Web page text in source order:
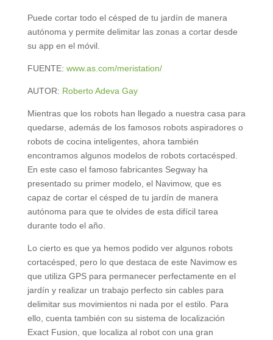
Puede cortar todo el césped de tu jardín de manera
autónoma y permite delimitar las zonas a cortar desde
su app en el móvil.
FUENTE: www.as.com/meristation/
AUTOR: Roberto Adeva Gay
Mientras que los robots han llegado a nuestra casa para
quedarse, además de los famosos robots aspiradores o
robots de cocina inteligentes, ahora también
encontramos algunos modelos de robots cortacésped.
En este caso el famoso fabricantes Segway ha
presentado su primer modelo, el Navimow, que es
capaz de cortar el césped de tu jardín de manera
autónoma para que te olvides de esta difícil tarea
durante todo el año.
Lo cierto es que ya hemos podido ver algunos robots
cortacésped, pero lo que destaca de este Navimow es
que utiliza GPS para permanecer perfectamente en el
jardín y realizar un trabajo perfecto sin cables para
delimitar sus movimientos ni nada por el estilo. Para
ello, cuenta también con su sistema de localización
Exact Fusion, que localiza al robot con una gran